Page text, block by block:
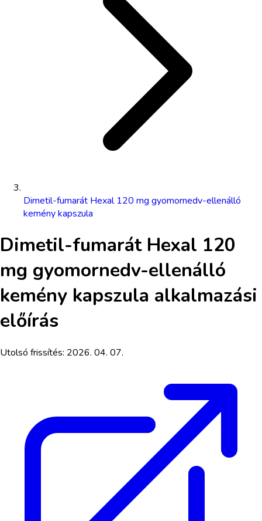
Dimetil-fumarát Hexal 120 mg gyomornedv-ellenálló
kemény kapszula
Dimetil-fumarát Hexal 120
mg gyomornedv-ellenálló
kemény kapszula alkalmazási
előírás
Utolsó frissítés: 2026. 04. 07.